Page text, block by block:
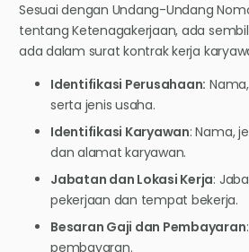
Sesuai dengan Undang-Undang
tentang Ketenagakerjaan, ada
ada dalam surat kontrak kerja
Identifikasi Perusahaan:
serta jenis usaha.
Identifikasi Karyawan: Nama,
dan alamat karyawan.
Jabatan dan Lokasi Kerja:
pekerjaan dan tempat bekerja.
Besaran Gaji dan Pembayaran
pembayaran.